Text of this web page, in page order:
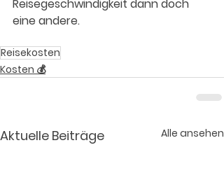
Reisegeschwindigkeit dann doch
eine andere.
Reisekosten
Kosten 💰
Aktuelle Beiträge Alle ansehen